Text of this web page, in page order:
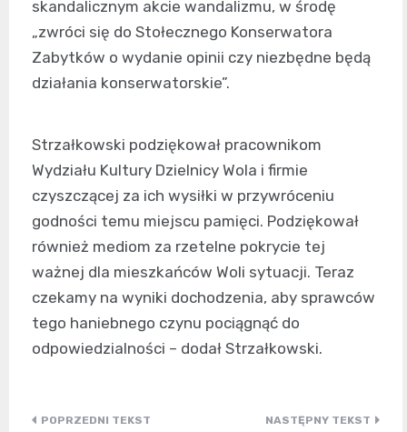
skandalicznym akcie wandalizmu, w środę
„zwróci się do Stołecznego Konserwatora
Zabytków o wydanie opinii czy niezbędne będą
działania konserwatorskie”.
Strzałkowski podziękował pracownikom
Wydziału Kultury Dzielnicy Wola i firmie
czyszczącej za ich wysiłki w przywróceniu
godności temu miejscu pamięci. Podziękował
również mediom za rzetelne pokrycie tej
ważnej dla mieszkańców Woli sytuacji. Teraz
czekamy na wyniki dochodzenia, aby sprawców
tego haniebnego czynu pociągnąć do
odpowiedzialności – dodał Strzałkowski.